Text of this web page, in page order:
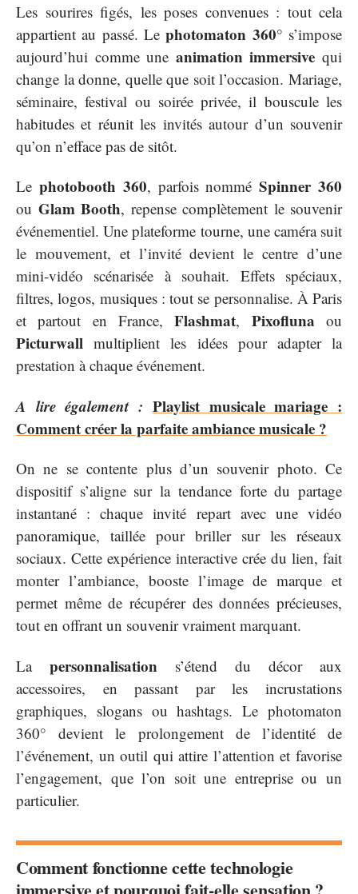
Les sourires figés, les poses convenues : tout cela
appartient au passé. Lephotomaton 360° s’impose
aujourd’hui comme une animation immersive qui
change la donne, quelle que soit l’occasion. Mariage,
séminaire, festival ou soirée privée, il bouscule les
habitudes et réunit les invités autour d’un souvenir
qu’on n’efface pas de sitôt.
Le photobooth 360, parfois nomméSpinner 360
ou Glam Booth, repense complètement le souvenir
événementiel. Une plateforme tourne, une caméra suit
le mouvement, et l’invité devient le centre d’une
mini-vidéo scénarisée à souhait. Effets spéciaux,
filtres, logos, musiques : tout se personnalise. À Paris
et partout en France,Flashmat, Pixofluna ou
Picturwall multiplient les idées pour adapter la
prestation à chaque événement.
A lire également : Playlist musicale mariage :
Comment créer la parfaite ambiance musicale ?
On ne se contente plus d’un souvenir photo. Ce
dispositif s’aligne sur la tendance forte du partage
instantané : chaque invité repart avec une vidéo
panoramique, taillée pour briller sur les réseaux
sociaux. Cette expérience interactive crée du lien, fait
monter l’ambiance, booste l’image de marque et
permet même de récupérer des données précieuses,
tout en offrant un souvenir vraiment marquant.
La personnalisation s’étend du décor aux
accessoires, en passant par les incrustations
graphiques, slogans ou hashtags. Le photomaton
360° devient le prolongement de l’identité de
l’événement, un outil qui attire l’attention et favorise
l’engagement, que l’on soit une entreprise ou un
particulier.
Comment fonctionne cette technologie